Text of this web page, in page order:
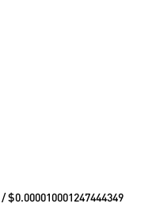
/ $0.000010001247444349